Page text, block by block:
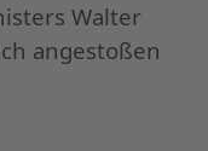
Walter
angestoßen